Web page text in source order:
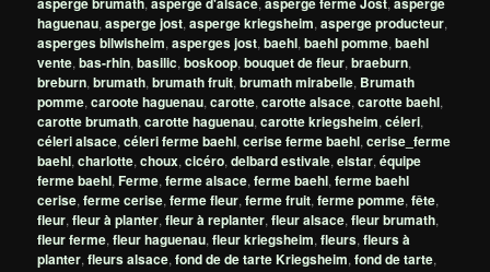
haguenau,asperge jost,asperge kriegsheim,asperge producteur,
asperges bilwisheim,asperges jost,baehl,baehl pomme,baehl
vente,bas-rhin,basilic,boskoop,bouquet de fleur,braeburn,
breburn,brumath,brumath fruit,brumath mirabelle, Brumath
pomme,caroote haguenau,carotte,carotte alsace,carotte baehl,
carotte brumath,carotte haguenau,carotte kriegsheim,céleri,
céleri alsace,céleri ferme baehl,cerise ferme baehl,cerise_ferme
baehl,charlotte,choux,cicéro,delbard estivale,elstar,équipe
ferme baehl,Ferme,ferme alsace,ferme baehl,ferme baehl
cerise,ferme cerise,ferme fleur,ferme fruit,ferme pomme,fête,
fleur,fleur à planter,fleur à replanter,fleur alsace,fleur brumath,
fleur ferme,fleur haguenau,fleur kriegsheim,fleurs,fleurs à
planter,fleurs alsace,fond de de tarte Kriegsheim,fond de tarte,